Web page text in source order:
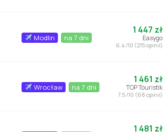
Modlin na 7 dni
1 447 zł
Easygo
6.4 /10 (215 opinii)
Wrocław na 7 dni
1 461 zł
TOP Touristik
7.5 /10 (68 opinii)
1 481 zł